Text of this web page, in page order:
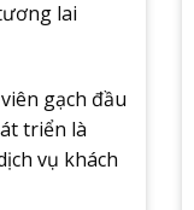
lai
gạch đầu
triển là
vụ khách